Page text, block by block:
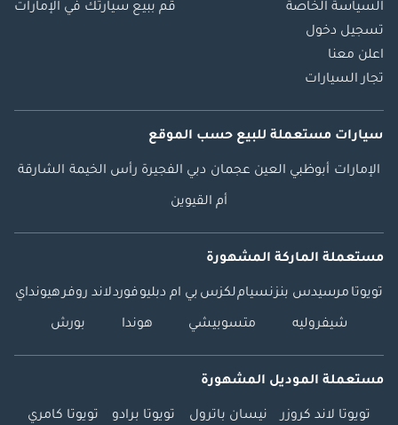
السياسة الخاصة
تسجيل دخول
اعلن معنا
تجار السيارات
قم ببيع سيارتك في الإمارات
سيارات مستعملة للبيع حسب الموقع
الإمارات أبوظبي العين عجمان دبي الفجيرة رأس الخيمة الشارقة
أم القيوين
مستعملة الماركة المشهورة
تويوتا مرسيدس بنزنسياملكزس بي ام دبليوفوردلاند روفرهيونداي
شيفروليه متسوبيشي هوندا بورش
مستعملة الموديل المشهورة
تويوتا لاند كروزر نيسان باترول تويوتا برادو تويوتا كامري